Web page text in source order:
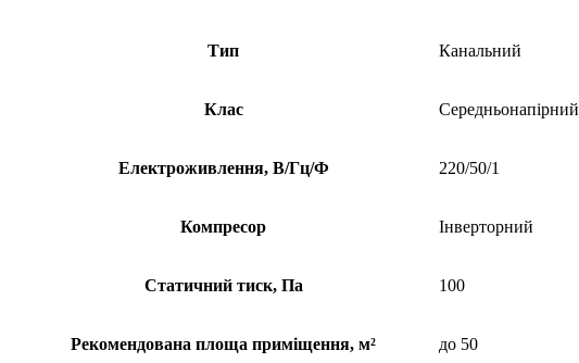
Тип Канальний
Клас Середньонапірний
Електроживлення, В/Гц/Ф 220/50/1
Компресор Інверторний
Статичний тиск, Па 100
Рекомендована площа приміщення, м² до 50